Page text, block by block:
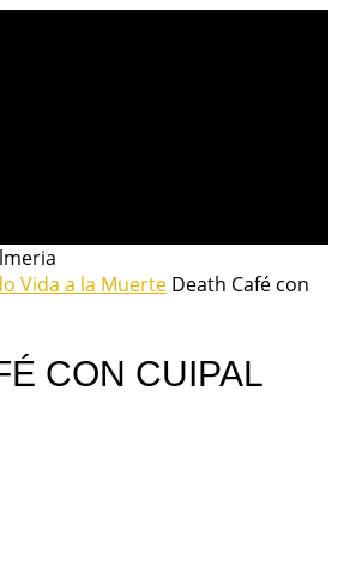
Vida a la Muerte Death Café con
CON CUIPAL